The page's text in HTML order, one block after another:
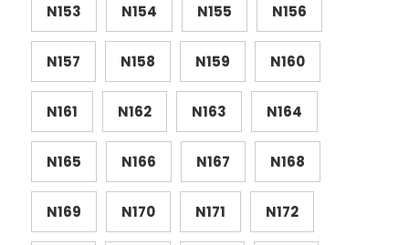
N153 N154 N155 N156
N157 N158 N159 N160
N161 N162 N163 N164
N165 N166 N167 N168
N169 N170 N171 N172